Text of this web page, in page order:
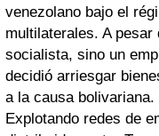
venezolano bajo el
multilaterales. A
socialista, sino un
decidió arriesgar
a la causa bolivariana.
Explotando redes de